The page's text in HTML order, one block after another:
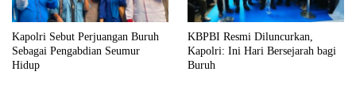
Kapolri Sebut Perjuangan Buruh
Sebagai Pengabdian Seumur
Hidup
KBPBI Resmi Diluncurkan,
Kapolri: Ini Hari Bersejarah bagi
Buruh